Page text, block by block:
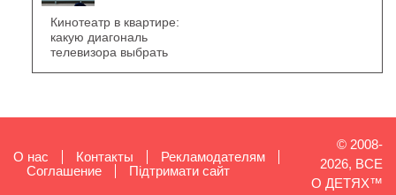
Кинотеатр в квартире:
какую диагональ
телевизора выбрать
О нас Контакты
Рекламодателям
Cоглашение
Підтримати сайт
© 2008-
2026, ВСЕ
О ДЕТЯХ™